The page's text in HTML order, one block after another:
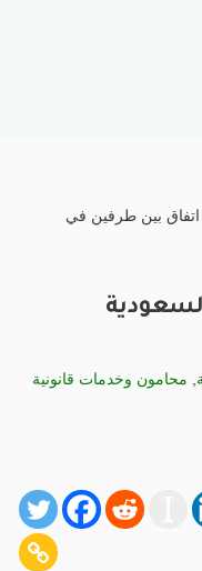
بين طرفين في
, محامون وخدمات قانونية